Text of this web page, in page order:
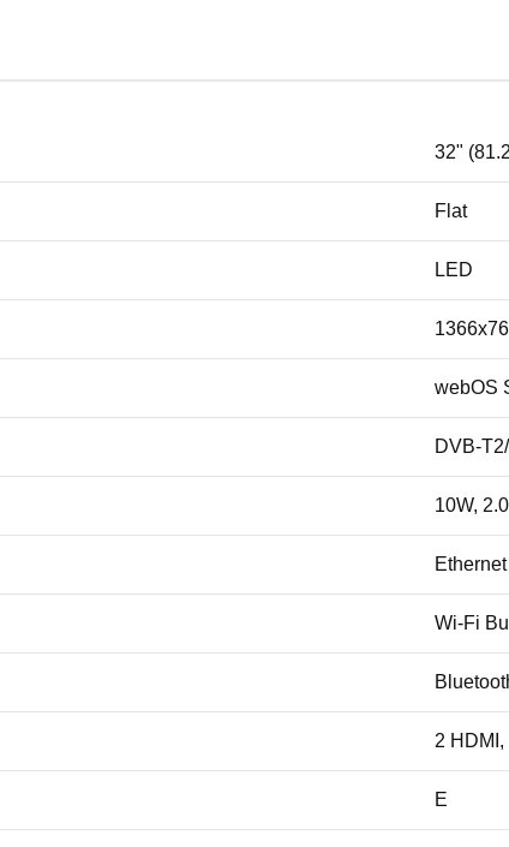
32"
Flat
LED
webOS
DVB-
10W,
Ethernet
Wi-Fi
2
E